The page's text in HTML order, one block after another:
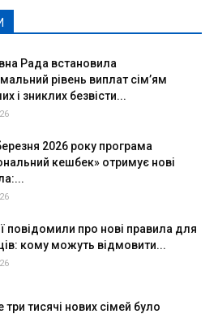
Рада встановила
рівень виплат сім’ям
і зниклих безвісти...
2026 року програма
кешбек» отримує нові
повідомили про нові правила для
кому можуть відмовити...
тисячі нових сімей було